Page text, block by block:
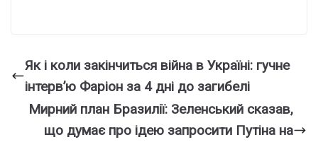
Як і коли закінчиться війна в Україні: гучне
інтерв’ю Фаріон за 4 дні до загибелі
Мирний план Бразилії: Зеленський сказав,
що думає про ідею запросити Путіна на